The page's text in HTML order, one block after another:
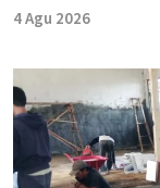
4 Agu 2026